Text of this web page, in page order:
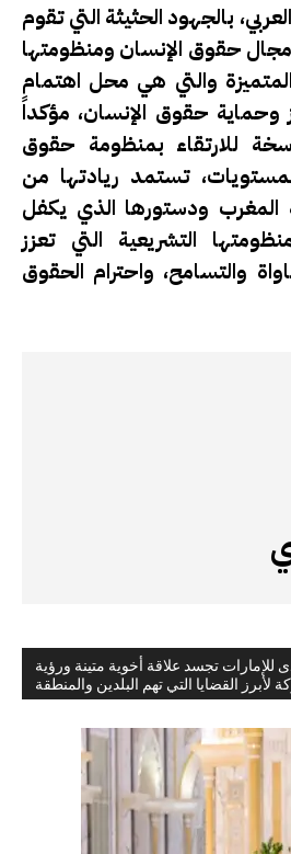
للإمارات تجسد علاقة أخوية متينة ورؤية
لأبرز القضايا التي تهم البلدين والمنطقة
بالجهود الحثيثة التي تقوم
حقوق الإنسان ومنظومتها
المتميزة والتي هي محل اهتمام
وحماية حقوق الإنسان، مؤكداً
للارتقاء بمنظومة حقوق
تستمد ريادتها من
المغرب ودستورها الذي يكفل
التشريعية التي تعزز
والتسامح، واحترام الحقوق